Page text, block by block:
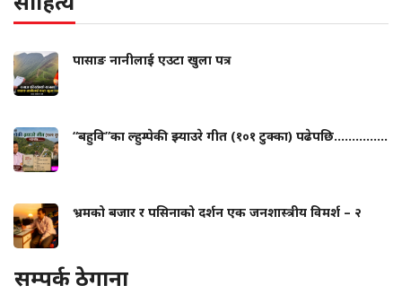
पासाङ नानीलाई एउटा खुला पत्र
“बहुवि”का ल्हुम्पेकी झ्याउरे गीत (१०१ टुक्का) पढेपछि...............
भ्रमको बजार र पसिनाको दर्शन एक जनशास्त्रीय विमर्श – २
सम्पर्क ठेगाना